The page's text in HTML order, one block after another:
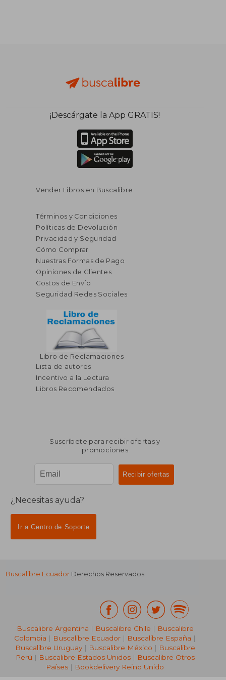
$ 65.01
$ 39.01
40% $ 62.31
¡Descárgate la App GRATIS!
Vender Libros en Buscalibre
Términos y Condiciones
Políticas de Devolución
Privacidad y Seguridad
Cómo Comprar
Nuestras Formas de Pago
Opiniones de Clientes
Costos de Envío
Seguridad Redes Sociales
Libro de Reclamaciones
Lista de autores
Incentivo a la Lectura
Libros Recomendados
Suscríbete para recibir ofertas y
promociones
¿Necesitas ayuda?
Ir a Centro de Soporte
Buscalibre Ecuador Derechos Reservados.
Buscalibre Argentina | Buscalibre Chile | Buscalibre
Colombia | Buscalibre Ecuador | Buscalibre España |
Buscalibre Uruguay| Buscalibre México | Buscalibre
Perú | Buscalibre Estados Unidos| Buscalibre Otros
Países | Bookdelivery Reino Unido